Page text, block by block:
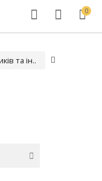
0
та ін..